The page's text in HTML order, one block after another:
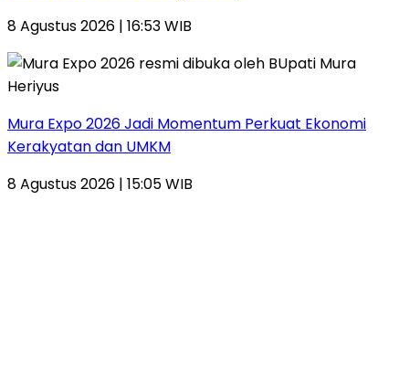
8 Agustus 2026 | 16:53 WIB
Mura Expo 2026 Jadi Momentum Perkuat Ekonomi
Kerakyatan dan UMKM
8 Agustus 2026 | 15:05 WIB